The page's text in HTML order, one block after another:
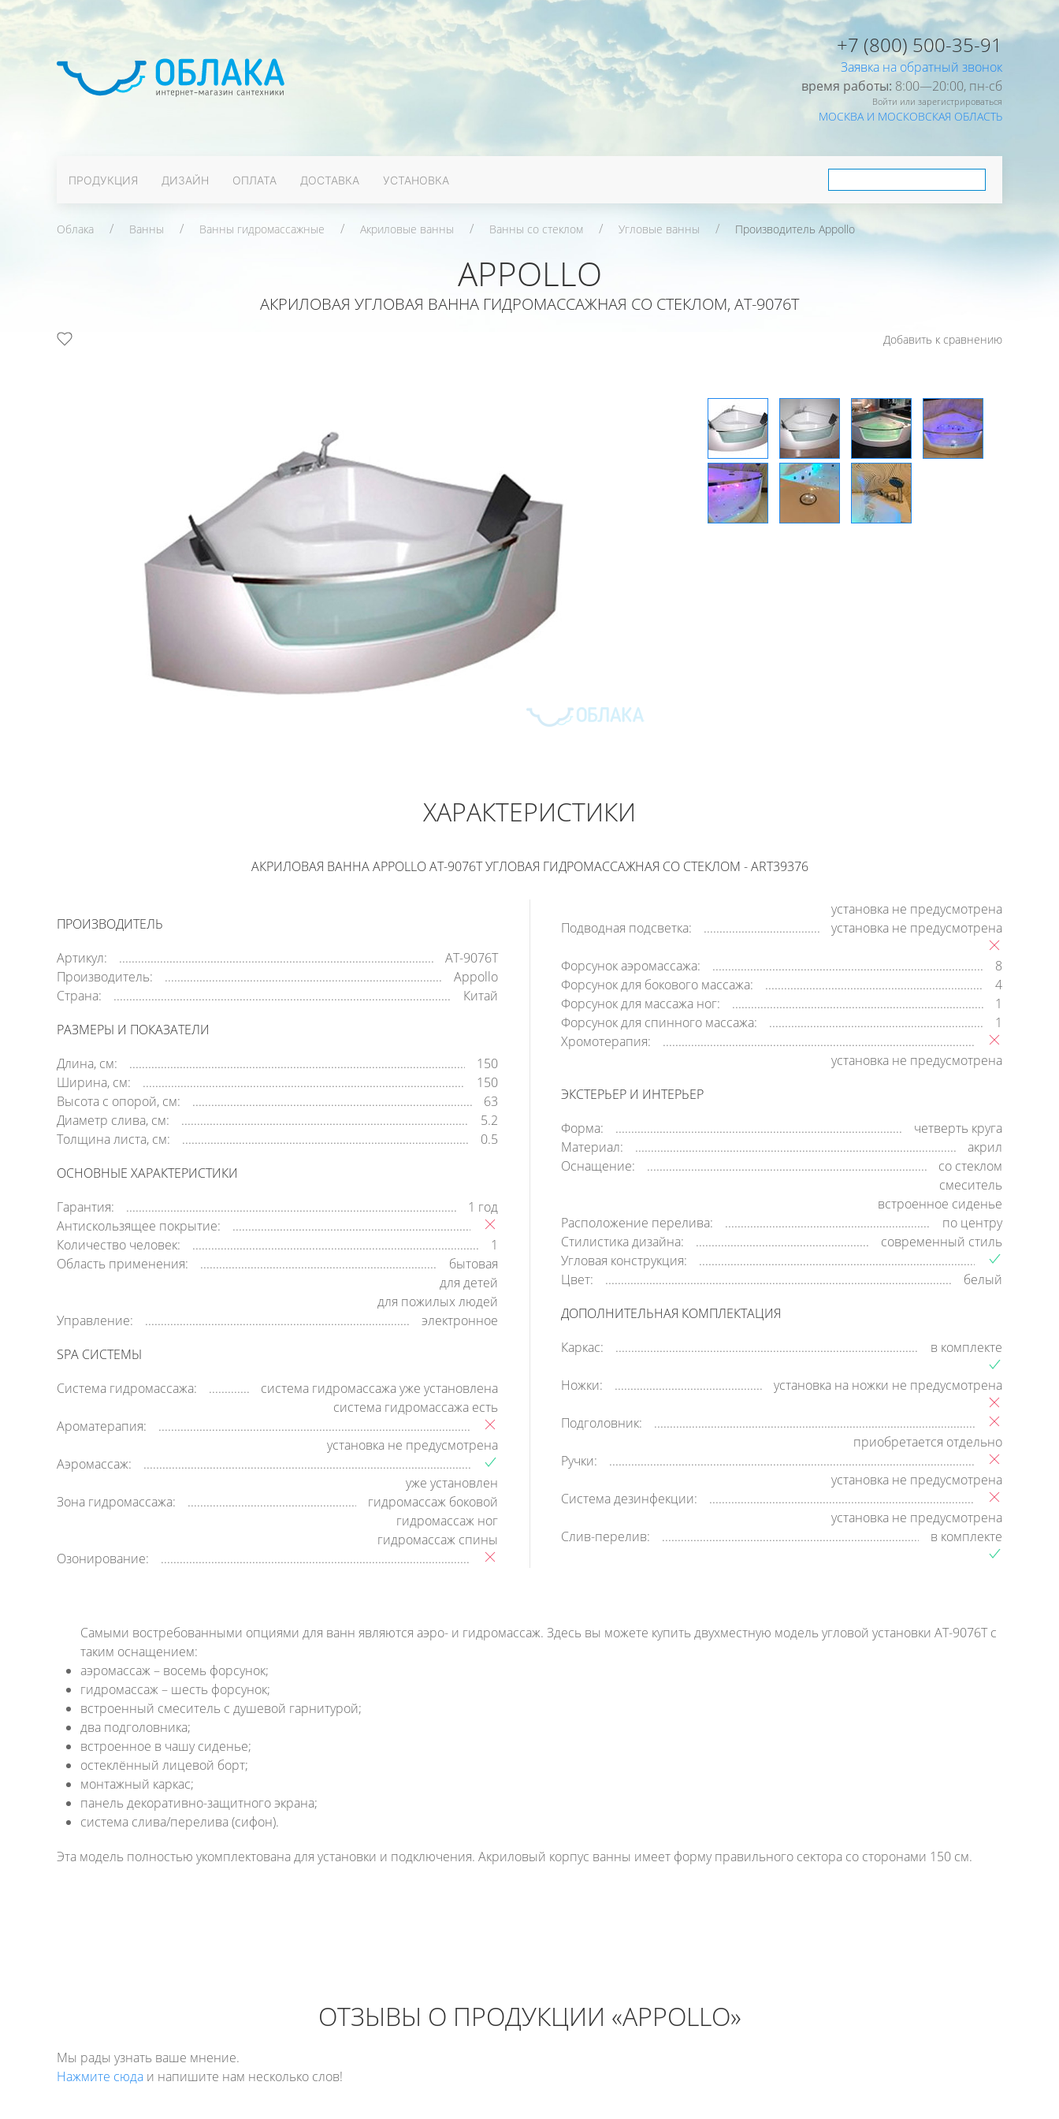
+7 (800) 500-35-91
Заявка на обратный звонок
время работы: 8:00—20:00, пн-cб
Войти или зарегистрироваться
МОСКВА И МОСКОВСКАЯ ОБЛАСТЬ
ПРОДУКЦИЯ ДИЗАЙН ОПЛАТА ДОСТАВКА УСТАНОВКА
Облака Ванны Ванны гидромассажные Акриловые ванны Ванны со стеклом Угловые ванны Производитель Appollo
APPOLLO
АКРИЛОВАЯ УГЛОВАЯ ВАННА ГИДРОМАССАЖНАЯ СО СТЕКЛОМ, AT-9076T
Добавить к сравнению
194 400РУБ
ХАРАКТЕРИСТИКИ
АКРИЛОВАЯ ВАННА APPOLLO AT-9076T УГЛОВАЯ ГИДРОМАССАЖНАЯ СО СТЕКЛОМ - ART39376
ПРОИЗВОДИТЕЛЬ
Артикул:
AT-9076T
Производитель:
Appollo
Страна:
Китай
РАЗМЕРЫ И ПОКАЗАТЕЛИ
Длина, см:
150
Ширина, см:
150
Высота с опорой, см:
63
Диаметр слива, см:
5.2
Толщина листа, см:
0.5
ОСНОВНЫЕ ХАРАКТЕРИСТИКИ
Гарантия:
1 год
Антискользящее покрытие:
Количество человек:
1
Область применения:
бытовая
для детей
для пожилых людей
Управление:
электронное
SPA СИСТЕМЫ
Система гидромассажа:
система гидромассажа уже установлена
система гидромассажа есть
Ароматерапия:
установка не предусмотрена
Аэромассаж:
уже установлен
Зона гидромассажа:
гидромассаж боковой
гидромассаж ног
гидромассаж спины
Озонирование:
установка не предусмотрена
Подводная подсветка:
установка не предусмотрена
Форсунок аэромассажа:
8
Форсунок для бокового массажа:
4
Форсунок для массажа ног:
1
Форсунок для спинного массажа:
1
Хромотерапия:
установка не предусмотрена
ЭКСТЕРЬЕР И ИНТЕРЬЕР
Форма:
четверть круга
Материал:
акрил
Оснащение:
со стеклом
смеситель
встроенное сиденье
Расположение перелива:
по центру
Стилистика дизайна:
современный стиль
Угловая конструкция:
Цвет:
белый
ДОПОЛНИТЕЛЬНАЯ КОМПЛЕКТАЦИЯ
Каркас:
в комплекте
Ножки: установка на ножки не предусмотрена
Подголовник:
приобретается отдельно
Ручки:
установка не предусмотрена
Система дезинфекции:
установка не предусмотрена
Слив-перелив:
в комплекте
Самыми востребованными опциями для ванн являются аэро- и гидромассаж. Здесь вы можете купить двухместную модель угловой установки AT-9076T с
таким оснащением:
аэромассаж – восемь форсунок;
гидромассаж – шесть форсунок;
встроенный смеситель с душевой гарнитурой;
два подголовника;
встроенное в чашу сиденье;
остеклённый лицевой борт;
монтажный каркас;
панель декоративно-защитного экрана;
система слива/перелива (сифон).
Эта модель полностью укомплектована для установки и подключения. Акриловый корпус ванны имеет форму правильного сектора со сторонами 150 см.
ОТЗЫВЫ О ПРОДУКЦИИ «APPOLLO»
Мы рады узнать ваше мнение.
Нажмите сюда и напишите нам несколько слов!